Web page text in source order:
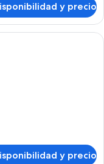
y precio
de hotel con cama,
y precio